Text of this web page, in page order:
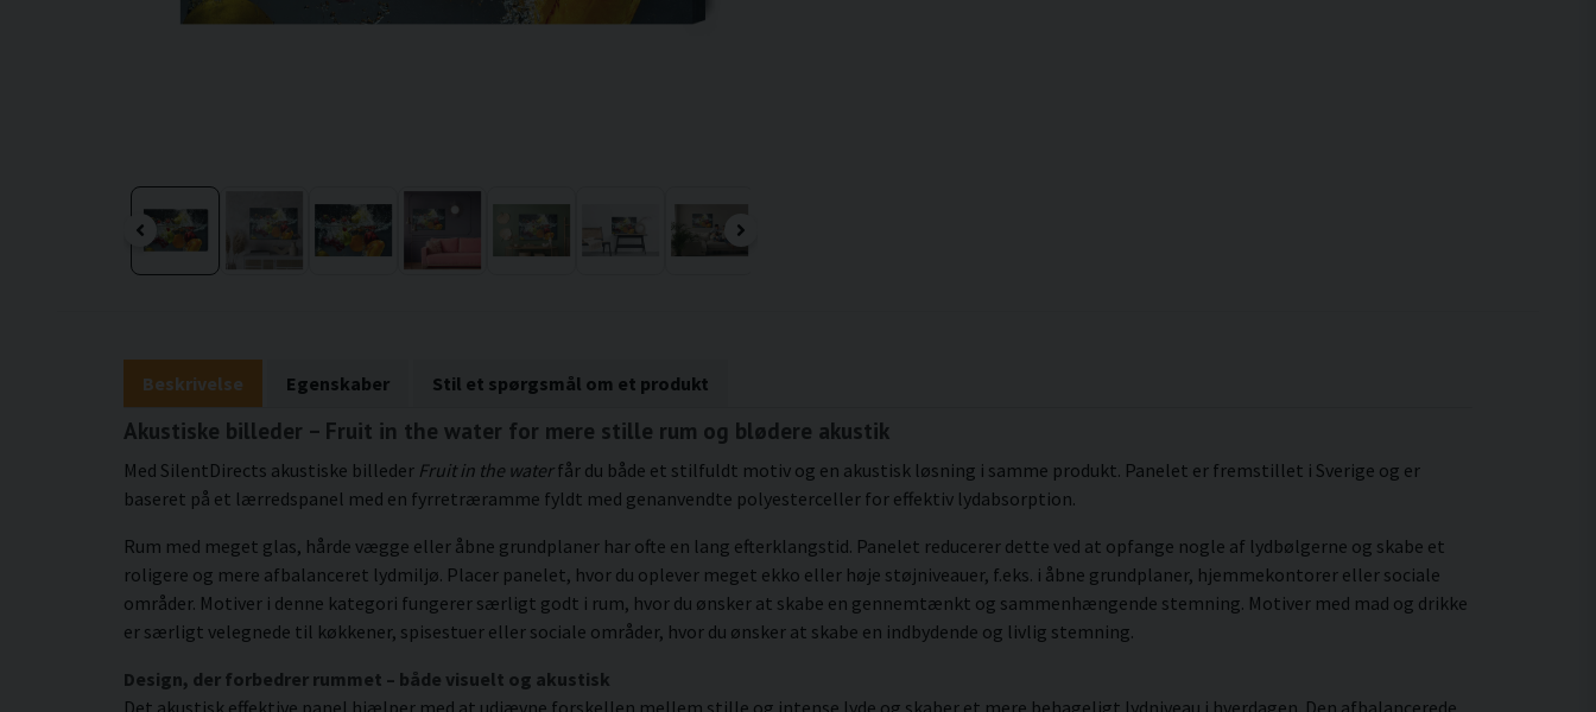
Beskrivelse Egenskaber Stil et spørgsmål om et produkt
Akustiske billeder – Fruit in the water for mere stille rum og blødere akustik
Med SilentDirects akustiske billeder Fruit in the waterfår du både et stilfuldt motiv og en akustisk løsning i samme produkt. Panelet er fremstillet i Sverige og er
baseret på et lærredspanel med en fyrretræramme fyldt med genanvendte polyesterceller for effektiv lydabsorption.
Rum med meget glas, hårde vægge eller åbne grundplaner har ofte en lang efterklangstid. Panelet reducerer dette ved at opfange nogle af lydbølgerne og skabe et
roligere og mere afbalanceret lydmiljø. Placer panelet, hvor du oplever meget ekko eller høje støjniveauer, f.eks. i åbne grundplaner, hjemmekontorer eller sociale
områder. Motiver i denne kategori fungerer særligt godt i rum, hvor du ønsker at skabe en gennemtænkt og sammenhængende stemning. Motiver med mad og drikke
er særligt velegnede til køkkener, spisestuer eller sociale områder, hvor du ønsker at skabe en indbydende og livlig stemning.
Design, der forbedrer rummet – både visuelt og akustisk
Det akustisk effektive panel hjælper med at udjævne forskellen mellem stille og intense lyde og skaber et mere behageligt lydniveau i hverdagen. Den afbalancerede